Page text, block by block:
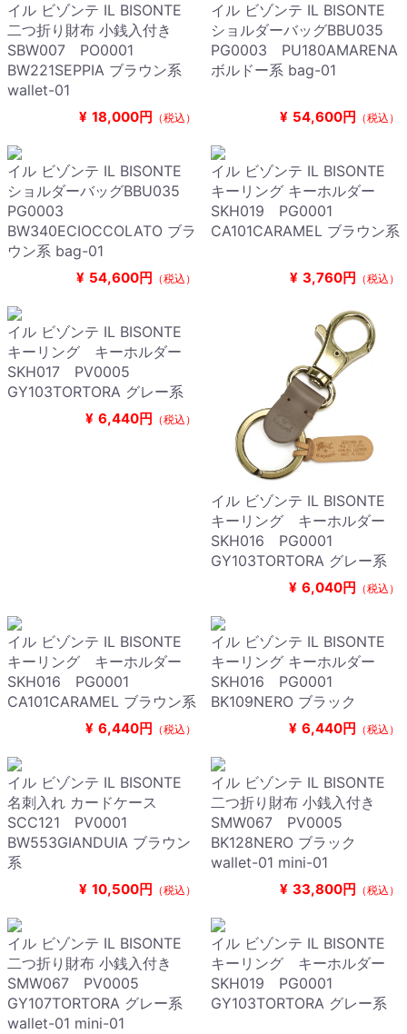
イル ビゾンテ IL BISONTE
二つ折り財布 小銭入付き
SBW007 PO0001
BW221SEPPIA ブラウン系
wallet-01
¥ 18,000円 （税込）
イル ビゾンテ IL BISONTE
ショルダーバッグBBU035
PG0003 PU180AMARENA
ボルドー系 bag-01
¥ 54,600円 （税込）
イル ビゾンテ IL BISONTE
ショルダーバッグBBU035
PG0003
BW340ECIOCCOLATO ブラ
ウン系 bag-01
¥ 54,600円 （税込）
イル ビゾンテ IL BISONTE
キーリング キーホルダー
SKH019 PG0001
CA101CARAMEL ブラウン系
¥ 3,760円 （税込）
イル ビゾンテ IL BISONTE
キーリング キーホルダー
SKH017 PV0005
GY103TORTORA グレー系
¥ 6,440円 （税込）
イル ビゾンテ IL BISONTE
キーリング キーホルダー
SKH016 PG0001
GY103TORTORA グレー系
¥ 6,040円 （税込）
イル ビゾンテ IL BISONTE
キーリング キーホルダー
SKH016 PG0001
CA101CARAMEL ブラウン系
¥ 6,440円 （税込）
イル ビゾンテ IL BISONTE
キーリング キーホルダー
SKH016 PG0001
BK109NERO ブラック
¥ 6,440円 （税込）
イル ビゾンテ IL BISONTE
名刺入れ カードケース
SCC121 PV0001
BW553GIANDUIA ブラウン
系
¥ 10,500円 （税込）
イル ビゾンテ IL BISONTE
二つ折り財布 小銭入付き
SMW067 PV0005
BK128NERO ブラック
wallet-01 mini-01
¥ 33,800円 （税込）
イル ビゾンテ IL BISONTE
二つ折り財布 小銭入付き
SMW067 PV0005
GY107TORTORA グレー系
wallet-01 mini-01
イル ビゾンテ IL BISONTE
キーリング キーホルダー
SKH019 PG0001
GY103TORTORA グレー系